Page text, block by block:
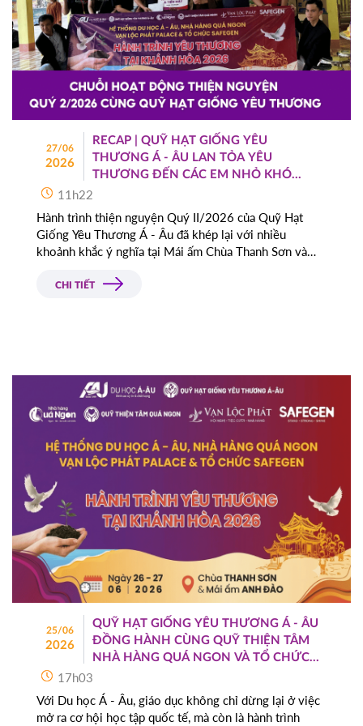
27/06
2026
RECAP | QUỸ HẠT GIỐNG YÊU
THƯƠNG Á - ÂU LAN TỎA YÊU
THƯƠNG ĐẾN CÁC EM NHỎ KHÓ
11h22
Hành trình thiện nguyện Quý II/2026 của Quỹ Hạt
Giống Yêu Thương Á - Âu đã khép lại với nhiều
khoảnh khắc ý nghĩa tại Mái ấm Chùa Thanh Sơn và
CHI TIẾT
25/06
2026
QUỸ HẠT GIỐNG YÊU THƯƠNG Á - ÂU
ĐỒNG HÀNH CÙNG QUỸ THIỆN TÂM
NHÀ HÀNG QUÁ NGON VÀ TỔ CHỨC
THIỆN NGUYỆN
17h03
Với Du học Á - Âu, giáo dục không chỉ dừng lại ở việc
mở ra cơ hội học tập quốc tế, mà còn là hành trình